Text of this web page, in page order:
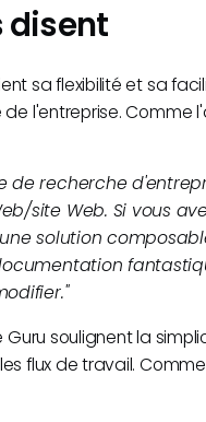
disent
sa flexibilité et sa
l'entreprise. Comme
de recherche
site Web. Si vous
solution
Guru soulignent la
flux de travail.